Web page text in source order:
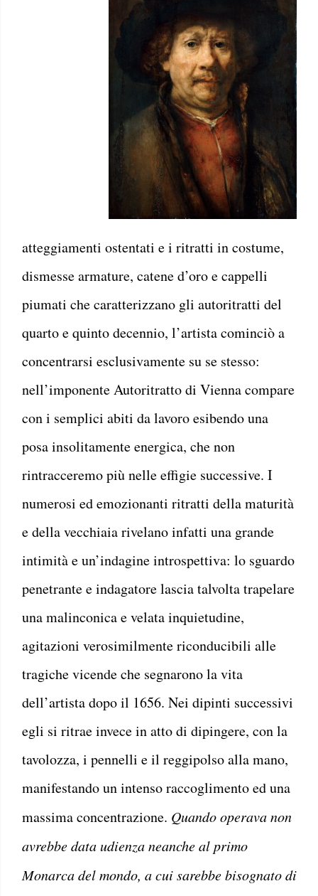
atteggiamenti ostentati e i ritratti in costume,
dismesse armature, catene d’oro e cappelli
piumati che caratterizzano gli autoritratti del
quarto e quinto decennio, l’artista cominciò a
concentrarsi esclusivamente su se stesso:
nell’imponente Autoritratto di Vienna compare
con i semplici abiti da lavoro esibendo una
posa insolitamente energica, che non
rintracceremo più nelle effigie successive. I
numerosi ed emozionanti ritratti della maturità
e della vecchiaia rivelano infatti una grande
intimità e un’indagine introspettiva: lo sguardo
penetrante e indagatore lascia talvolta trapelare
una malinconica e velata inquietudine,
agitazioni verosimilmente riconducibili alle
tragiche vicende che segnarono la vita
dell’artista dopo il 1656. Nei dipinti successivi
egli si ritrae invece in atto di dipingere, con la
tavolozza, i pennelli e il reggipolso alla mano,
manifestando un intenso raccoglimento ed una
massima concentrazione. Quando operava non
avrebbe data udienza neanche al primo
Monarca del mondo, a cui sarebbe bisognato di